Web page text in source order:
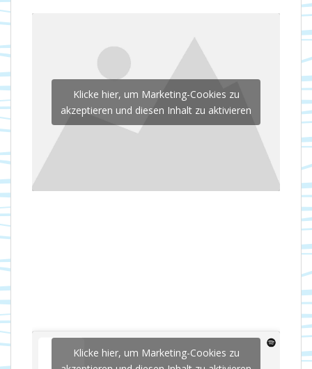
Klicke hier, um Marketing-Cookies zu
akzeptieren und diesen Inhalt zu aktivieren
Klicke hier, um Marketing-Cookies zu